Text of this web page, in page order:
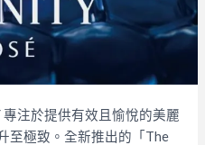
注於提供有效且愉悅的美麗
至極致。全新推出的「The